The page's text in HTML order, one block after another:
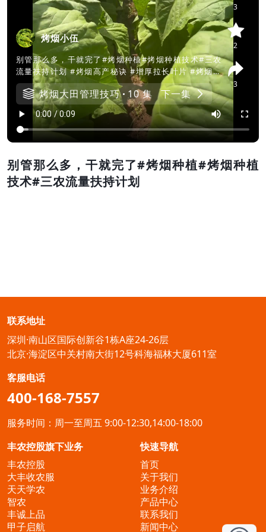
烤烟小伍
别管那么多，干就完了#烤烟种植#烤烟种植技术#三农
流量扶持计划 #烤烟高产秘诀 #增厚拉长叶片 #烤烟烘
烤技术 #烤烟种植#烤烟种植技术#三农流量扶
烤烟大田管理技巧 10 集 下一集
3
2
3
别管那么多，干就完了#烤烟种植#烤烟种植
技术#三农流量扶持计划
联系地址
深圳·南山区国际创新谷1栋A座24-26层
北京·海淀区中关村南大街12号科海福林大厦611室
客服电话
400-168-7557
服务时间：周一至周五 9:00-12:30,14:00-18:00
丰农控股旗下业务
丰农控股
大丰收农服
天天学农
智农
丰诚上品
甲子启航
快速导航
首页
关于我们
业务介绍
产品中心
联系我们
新闻中心